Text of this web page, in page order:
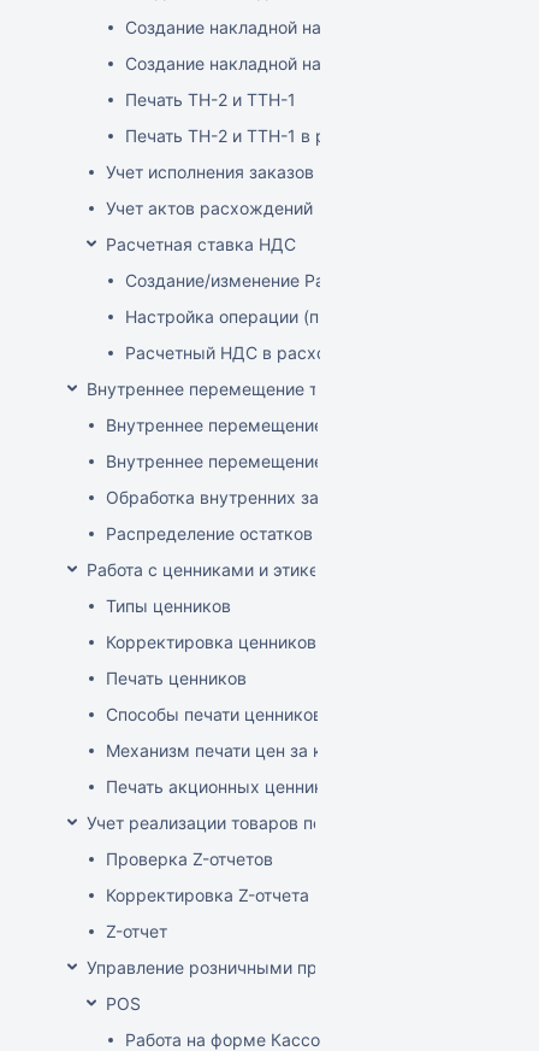
Создание накладной на основе заказа
Создание накладной на основе документа ТСД
Печать ТН-2 и ТТН-1
Печать ТН-2 и ТТН-1 в розничных ценах
Учет исполнения заказов на продажу
Учет актов расхождений при отгрузке товара
Расчетная ставка НДС
Создание/изменение Расчетной ставки НДС
Настройка операции (продажа)
Расчетный НДС в расходных документах
Внутреннее перемещение товаров
Внутреннее перемещение через документ
Внутреннее перемещение через накладные (РБ)
Обработка внутренних заказов
Распределение остатков склада по заказам
Работа с ценниками и этикетками
Типы ценников
Корректировка ценников
Печать ценников
Способы печати ценников
Механизм печати цен за килограмм/литр товара
Печать акционных ценников
Учет реализации товаров по кассе
Проверка Z-отчетов
Корректировка Z-отчета
Z-отчет
Управление розничными продажами
POS
Работа на форме Кассовые операции